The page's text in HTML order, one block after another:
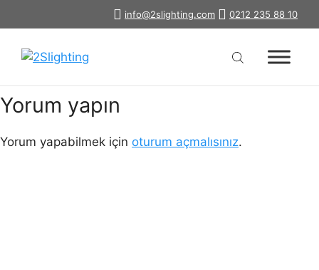
atla
info@2slighting.com 0212 235 88 10
ray-spot-7630b
Yorum yapın
Yorum yapabilmek için oturum açmalısınız.